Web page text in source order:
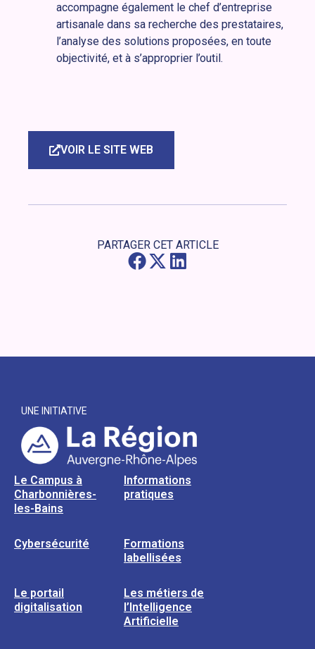
accompagne également le chef d’entreprise
artisanale dans sa recherche des prestataires,
l’analyse des solutions proposées, en toute
objectivité, et à s’approprier l’outil.
VOIR LE SITE WEB
PARTAGER CET ARTICLE
UNE INITIATIVE
Le Campus à
Charbonnières-
les-Bains
Informations
pratiques
Cybersécurité
Formations
labellisées
Le portail
digitalisation
Les métiers de
l’Intelligence
Artificielle